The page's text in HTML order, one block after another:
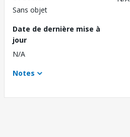
Sans objet
Date de dernière mise à
jour
N/A
Notes